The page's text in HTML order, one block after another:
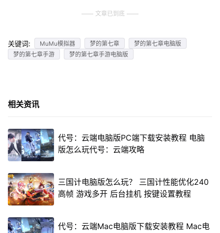
文章已到底
关键词: MuMu模拟器 梦的第七章
梦的第七章电脑版
梦的第七章手游
梦的第七章手游电脑版
相关资讯
代号：云端电脑版PC端下载安装教程 电脑
版怎么玩代号：云端攻略
三国计电脑版怎么玩？ 三国计性能优化240
高帧 游戏多开 后台挂机 按键设置教程
代号：云端Mac电脑版下载安装教程 Mac电